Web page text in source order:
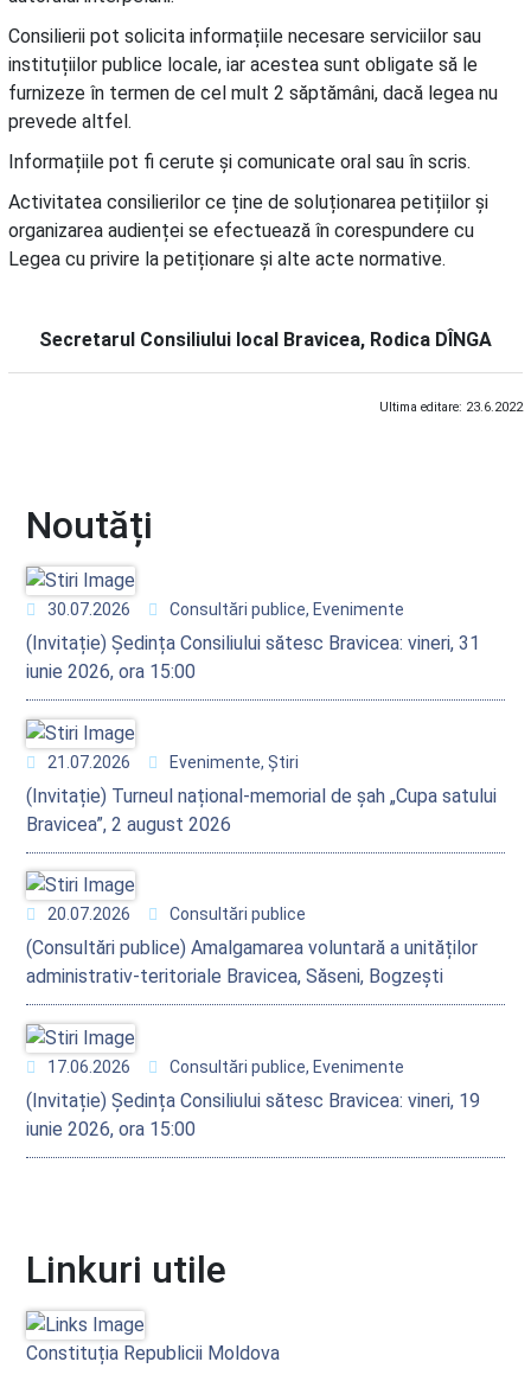
Consilierii pot solicita informațiile necesare serviciilor sau
instituțiilor publice locale, iar acestea sunt obligate să le
furnizeze în termen de cel mult 2 săptămâni, dacă legea nu
prevede altfel.
Informațiile pot fi cerute și comunicate oral sau în scris.
Activitatea consilierilor ce ține de soluționarea petițiilor și
organizarea audienței se efectuează în corespundere cu
Legea cu privire la petiționare și alte acte normative.
Secretarul Consiliului local Bravicea, Rodica DÎNGA
Ultima editare: 23.6.2022
Noutăți
30.07.2026 Consultări publice, Evenimente
(Invitație) Ședința Consiliului sătesc Bravicea: vineri, 31
iunie 2026, ora 15:00
21.07.2026 Evenimente, Știri
(Invitație) Turneul național-memorial de șah „Cupa satului
Bravicea”, 2 august 2026
20.07.2026 Consultări publice
(Consultări publice) Amalgamarea voluntară a unităților
administrativ-teritoriale Bravicea, Săseni, Bogzești
17.06.2026 Consultări publice, Evenimente
(Invitație) Ședința Consiliului sătesc Bravicea: vineri, 19
iunie 2026, ora 15:00
Linkuri utile
Constituția Republicii Moldova